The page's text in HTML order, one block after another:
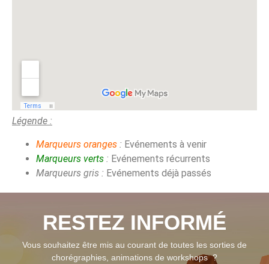
Légende :
Marqueurs oranges : Evénements à venir
Marqueurs verts : Evénements récurrents
Marqueurs gris : Evénements déjà passés
RESTEZ INFORMÉ
Vous souhaitez être mis au courant de toutes les sorties de
chorégraphies, animations de workshops ?